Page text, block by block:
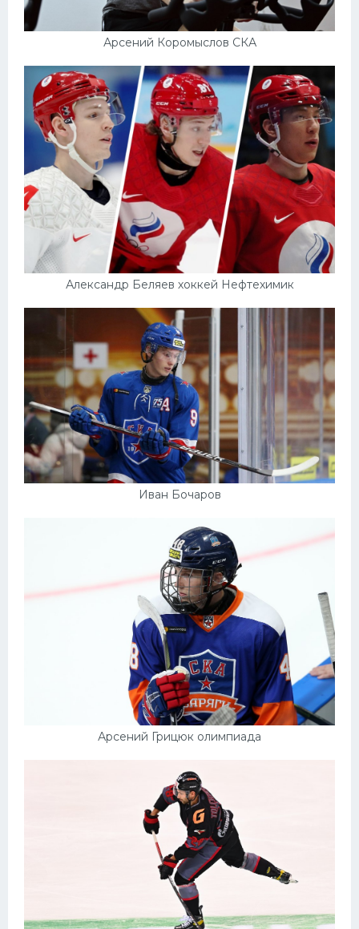
Арсений Коромыслов СКА
Александр Беляев хоккей Нефтехимик
Иван Бочаров
Арсений Грицюк олимпиада